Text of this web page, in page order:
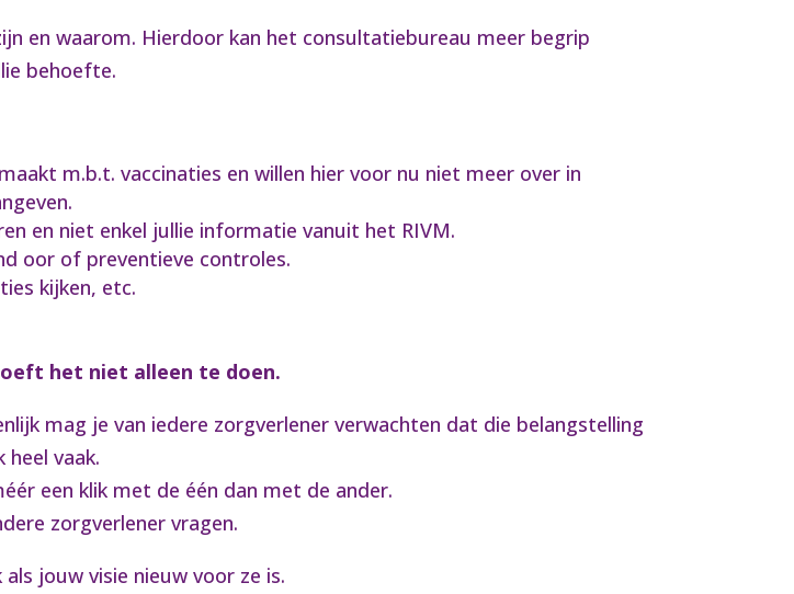
en waarom. Hierdoor kan het consultatiebureau meer begrip
behoefte.
m.b.t. vaccinaties en willen hier voor nu niet meer over in
en niet enkel jullie informatie vanuit het RIVM.
oor of preventieve controles.
kijken, etc.
het niet alleen te doen.
mag je van iedere zorgverlener verwachten dat die belangstelling
vaak.
een klik met de één dan met de ander.
zorgverlener vragen.
jouw visie nieuw voor ze is.